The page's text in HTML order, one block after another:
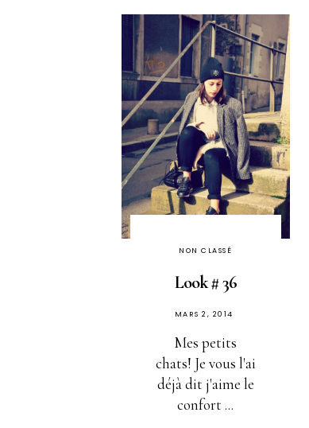
NON CLASSÉ
Look # 36
PUBLIÉ
MARS 2, 2014
Mes petits
chats! Je vous l'ai
déjà dit j'aime le
confort ...